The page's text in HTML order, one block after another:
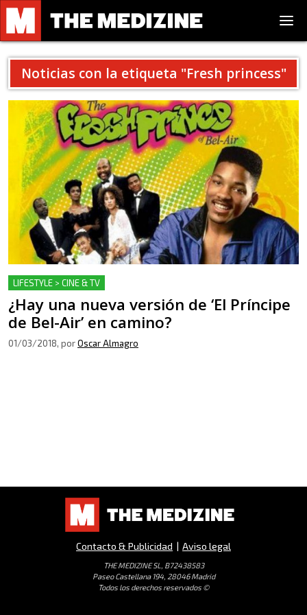
Noticias con la etiqueta "Fresh princess"
LIFESTYLE > CINE & TV
¿Hay una nueva versión de ‘El Príncipe
de Bel-Air’ en camino?
01/03/2018, porOscar Almagro
Contacto & Publicidad | Aviso legal
THE MEDIZINE SL, B72438583
Paseo Castellana 194, 28046 Madrid
Todos los derechos reservados ©